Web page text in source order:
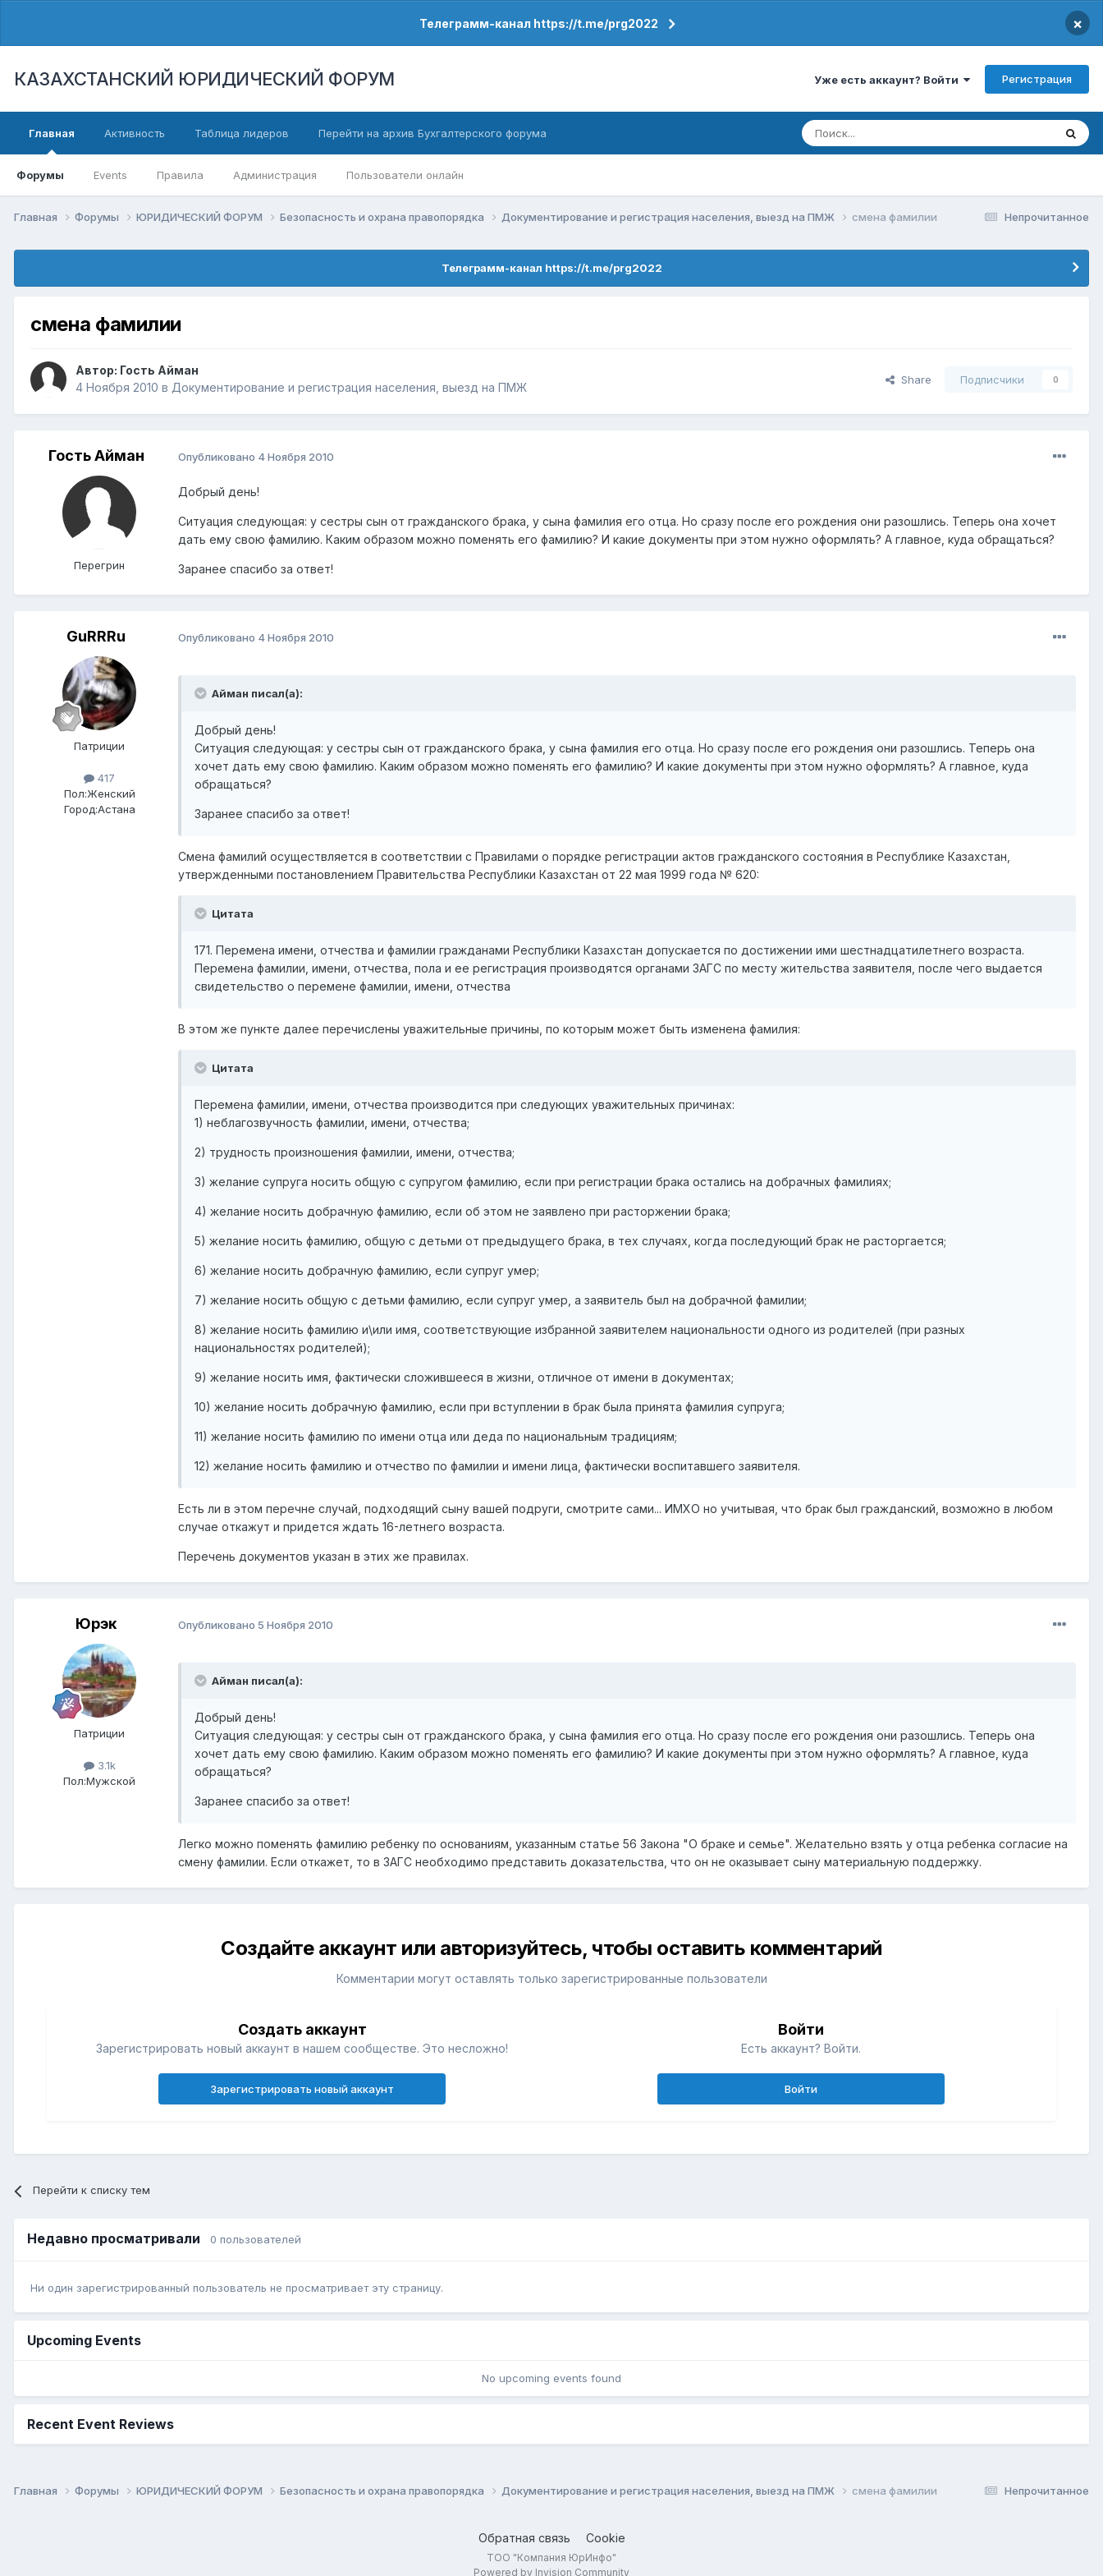
Телеграмм-канал https://t.me/prg2022 ×
КАЗАХСТАНСКИЙ ЮРИДИЧЕСКИЙ ФОРУМ Уже есть аккаунт? Войти Регистрация
Главная
Форумы Events Правила Администрация Пользователи онлайн
Активность Таблица лидеров Перейти на архив Бухгалтерского форума
Непрочитанное
Главная Форумы ЮРИДИЧЕСКИЙ ФОРУМ Безопасность и охрана правопорядка Документирование и регистрация населения, выезд на ПМЖ смена фамилии
Телеграмм-канал https://t.me/prg2022
смена фамилии
Автор: Гость Айман
4 Ноября 2010 в Документирование и регистрация населения, выезд на ПМЖ
Share Подписчики 0
Гость Айман
Перегрин
Опубликовано 4 Ноября 2010
Добрый день!
Ситуация следующая: у сестры сын от гражданского брака, у сына фамилия его отца. Но сразу после его рождения они разошлись. Теперь она хочет
дать ему свою фамилию. Каким образом можно поменять его фамилию? И какие документы при этом нужно оформлять? А главное, куда обращаться?
Заранее спасибо за ответ!
GuRRRu
Патриции
417
Пол:Женский
Город:Астана
Опубликовано 4 Ноября 2010
Айман писал(а):
Добрый день!
Ситуация следующая: у сестры сын от гражданского брака, у сына фамилия его отца. Но сразу после его рождения они разошлись. Теперь она
хочет дать ему свою фамилию. Каким образом можно поменять его фамилию? И какие документы при этом нужно оформлять? А главное, куда
обращаться?
Заранее спасибо за ответ!
Смена фамилий осуществляется в соответствии с Правилами о порядке регистрации актов гражданского состояния в Республике Казахстан,
утвержденными постановлением Правительства Республики Казахстан от 22 мая 1999 года № 620:
Цитата
171. Перемена имени, отчества и фамилии гражданами Республики Казахстан допускается по достижении ими шестнадцатилетнего возраста.
Перемена фамилии, имени, отчества, пола и ее регистрация производятся органами ЗАГС по месту жительства заявителя, после чего выдается
свидетельство о перемене фамилии, имени, отчества
В этом же пункте далее перечислены уважительные причины, по которым может быть изменена фамилия:
Цитата
Перемена фамилии, имени, отчества производится при следующих уважительных причинах:
1) неблагозвучность фамилии, имени, отчества;
2) трудность произношения фамилии, имени, отчества;
3) желание супруга носить общую с супругом фамилию, если при регистрации брака остались на добрачных фамилиях;
4) желание носить добрачную фамилию, если об этом не заявлено при расторжении брака;
5) желание носить фамилию, общую с детьми от предыдущего брака, в тех случаях, когда последующий брак не расторгается;
6) желание носить добрачную фамилию, если супруг умер;
7) желание носить общую с детьми фамилию, если супруг умер, а заявитель был на добрачной фамилии;
8) желание носить фамилию и\или имя, соответствующие избранной заявителем национальности одного из родителей (при разных
национальностях родителей);
9) желание носить имя, фактически сложившееся в жизни, отличное от имени в документах;
10) желание носить добрачную фамилию, если при вступлении в брак была принята фамилия супруга;
11) желание носить фамилию по имени отца или деда по национальным традициям;
12) желание носить фамилию и отчество по фамилии и имени лица, фактически воспитавшего заявителя.
Есть ли в этом перечне случай, подходящий сыну вашей подруги, смотрите сами... ИМХО но учитывая, что брак был гражданский, возможно в любом
случае откажут и придется ждать 16-летнего возраста.
Перечень документов указан в этих же правилах.
Юрэк
Патриции
3.1k
Пол:Мужской
Опубликовано 5 Ноября 2010
Айман писал(а):
Добрый день!
Ситуация следующая: у сестры сын от гражданского брака, у сына фамилия его отца. Но сразу после его рождения они разошлись. Теперь она
хочет дать ему свою фамилию. Каким образом можно поменять его фамилию? И какие документы при этом нужно оформлять? А главное, куда
обращаться?
Заранее спасибо за ответ!
Легко можно поменять фамилию ребенку по основаниям, указанным статье 56 Закона "О браке и семье". Желательно взять у отца ребенка согласие на
смену фамилии. Если откажет, то в ЗАГС необходимо представить доказательства, что он не оказывает сыну материальную поддержку.
Создайте аккаунт или авторизуйтесь, чтобы оставить комментарий
Комментарии могут оставлять только зарегистрированные пользователи
Создать аккаунт
Зарегистрировать новый аккаунт в нашем сообществе. Это несложно!
Зарегистрировать новый аккаунт
Войти
Есть аккаунт? Войти.
Войти
Перейти к списку тем
Недавно просматривали 0 пользователей
Ни один зарегистрированный пользователь не просматривает эту страницу.
Upcoming Events
No upcoming events found
Recent Event Reviews
Непрочитанное
Главная Форумы ЮРИДИЧЕСКИЙ ФОРУМ Безопасность и охрана правопорядка Документирование и регистрация населения, выезд на ПМЖ смена фамилии
Обратная связь Cookie
ТОО "Компания ЮрИнфо"
Powered by Invision Community